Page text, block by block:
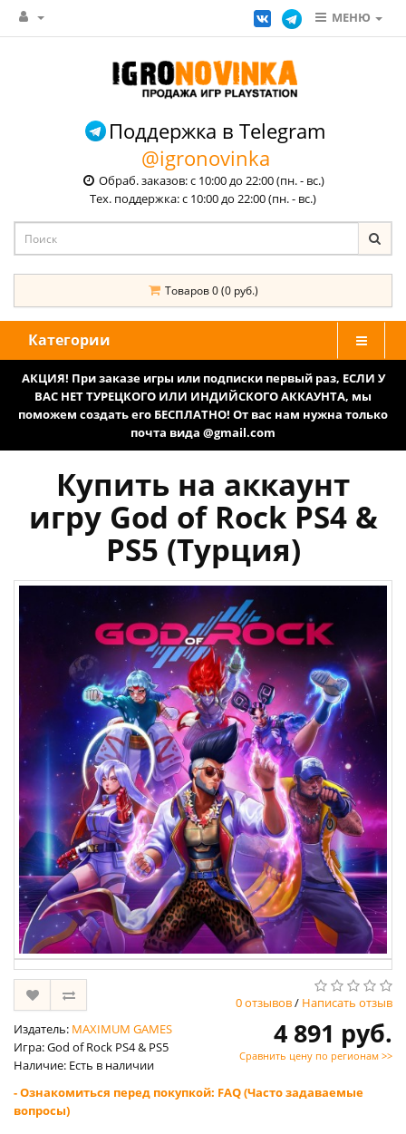
МЕНЮ
Поддержка в Telegram
@igronovinka
Обраб. заказов: с 10:00 до 22:00 (пн. - вс.)
Тех. поддержка: с 10:00 до 22:00 (пн. - вс.)
Товаров 0 (0 руб.)
Категории
АКЦИЯ! При заказе игры или подписки первый раз, ЕСЛИ У
ВАС НЕТ ТУРЕЦКОГО ИЛИ ИНДИЙСКОГО АККАУНТА, мы
поможем создать его БЕСПЛАТНО! От вас нам нужна только
почта вида @gmail.com
Купить на аккаунт
игру God of Rock PS4 &
PS5 (Турция)
0 отзывов/ Написать отзыв
Издатель: MAXIMUM GAMES
Игра: God of Rock PS4 & PS5
Наличие: Есть в наличии
4 891 руб.
Сравнить цену по регионам >>
- Ознакомиться перед покупкой: FAQ (Часто задаваемые
вопросы)